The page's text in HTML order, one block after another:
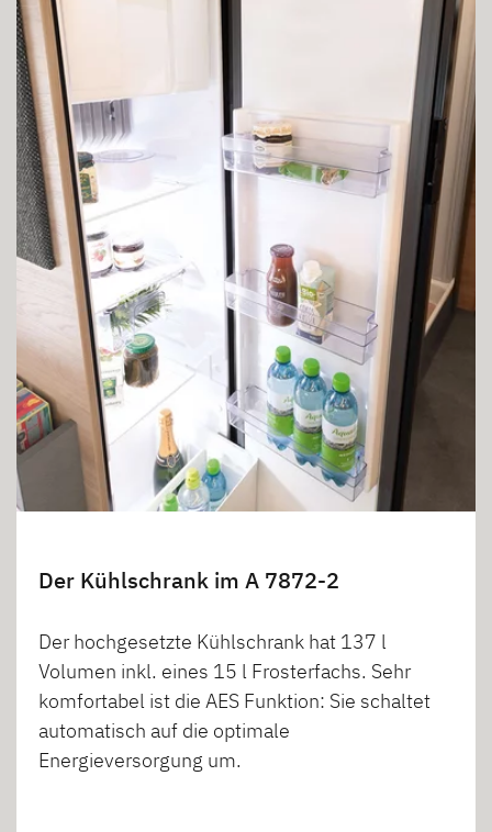
Der Kühlschrank im A 7872-2
Der hochgesetzte Kühlschrank hat 137 l
Volumen inkl. eines 15 l Frosterfachs. Sehr
komfortabel ist die AES Funktion: Sie schaltet
automatisch auf die optimale
Energieversorgung um.